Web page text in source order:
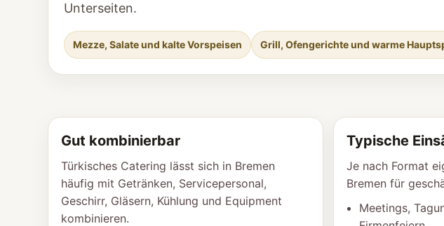
Unterseiten.
Mezze, Salate und kalte Vorspeisen Grill, Ofengerichte und warme
Gut kombinierbar
Türkisches Catering lässt sich in Bremen
häufig mit Getränken, Servicepersonal,
Geschirr, Gläsern, Kühlung und Equipment
kombinieren.
Typische
Je nach Format
Bremen für
Meetings,